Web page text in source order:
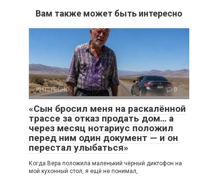
Вам также может быть интересно
ИНТЕРЕСНО 0
«Сын бросил меня на раскалённой
трассе за отказ продать дом… а
через месяц нотариус положил
перед ним один документ — и он
перестал улыбаться»
Когда Вера положила маленький чёрный диктофон на
мой кухонный стол, я ещё не понимал,